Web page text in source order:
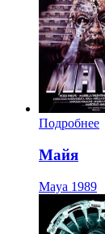
Подробнее
Майя
Maya 1989